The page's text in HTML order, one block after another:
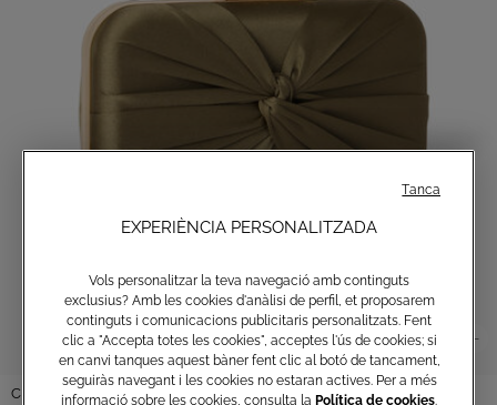
Clutch de setí
EXPERIÈNCIA PERSONALITZADA
Vols personalitzar la teva navegació amb continguts
exclusius? Amb les cookies d'anàlisi de perfil, et proposarem
continguts i comunicacions publicitaris personalitzats. Fent
clic a "Accepta totes les cookies", acceptes l'ús de cookies; si
en canvi tanques aquest bàner fent clic al botó de tancament,
seguiràs navegant i les cookies no estaran actives. Per a més
informació sobre les cookies, consulta la Política de cookies.
Tanca